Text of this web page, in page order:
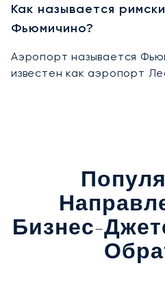
Как называется
Фьюмичино?
Аэропорт называется
известен как аэропорт
Бизнес-